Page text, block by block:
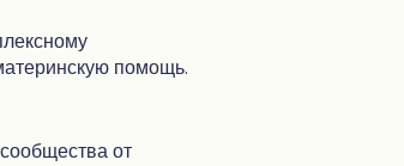
помощь.
от